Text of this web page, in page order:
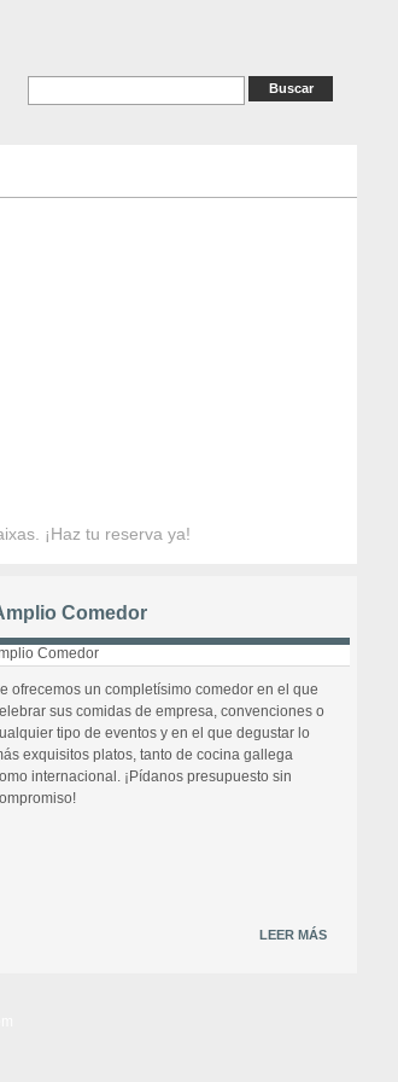
¡Haz tu reserva ya!
Comedor
ofrecemos un completísimo comedor en el que
sus comidas de empresa, convenciones o
tipo de eventos y en el que degustar lo
exquisitos platos, tanto de cocina gallega
internacional. ¡Pídanos presupuesto sin
LEER MÁS